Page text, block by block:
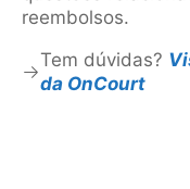
reembolsos.
Tem dúvidas?
da OnCourt